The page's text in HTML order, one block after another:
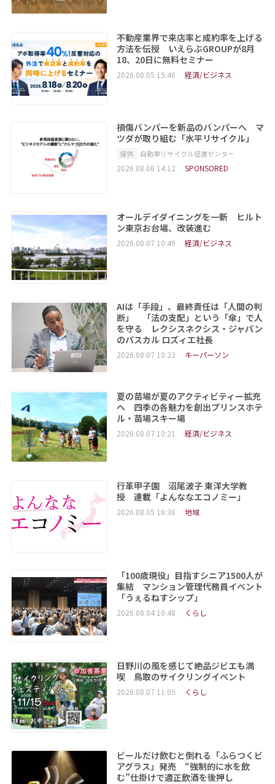
不動産業界で来店率と成約率を上げる
方法を伝授 いえらぶGROUPが8月
18、20日に無料セミナー
2026.08.05 15:46 経済/ビジネス
損傷バンパーを新品のバンパーへ マ
ツダが取り組む「水平リサイクル」
提供 自動車リサイクル促進センター
2026.08.06 14:12 SPONSORED
オールデイダイニングを一新 ヒルト
ン東京お台場、改装進む
2026.08.07 10:49 経済/ビジネス
AIは「手段」、最終責任は「人間の判
断」 「法の支配」という「傘」で人
を守る レクシスネクシス・ジャパン
のパスカル ロズィエ社長
2026.08.07 10:23 キーパーソン
夏の苗場が夏のアクティビティー拡充
へ 四季の各魅力を創出プリンスホテ
ル・苗場スキー場
2026.08.07 10:21 経済/ビジネス
行革甲子園 沼尾波子 東洋大学教
授 連載「よんななエコノミー」
2026.08.05 16:36 地域
「100歳現役」目指すシニア1500人が
集結 マンション管理代務員イベント
「うぇるねすシップ」
2026.08.04 10:48 くらし
日野川の風を感じて絶品ジビエも満
喫 鳥取のサイクリングイベント
2026.08.07 11:05 くらし
ビールだけ飲むと倒れる「ふらつくビ
アグラス」発売 “強制的に水を飲
む”仕掛けで適正飲酒を後押し